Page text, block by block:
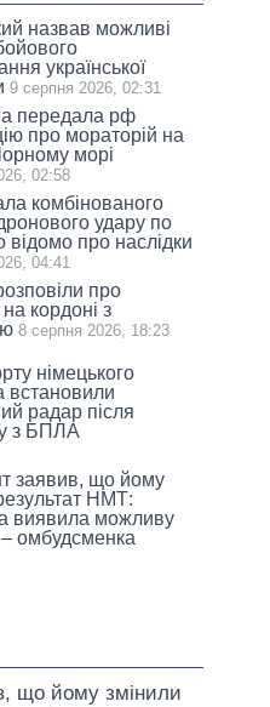
назвав можливі
української
9 серпня 2026, 02:31
передала рф
про мораторій на
морі
02:58
комбінованого
удару по
відомо про наслідки
04:41
про
кордоні з
8 серпня 2026, 18:23
німецького
встановили
радар після
з БПЛА
заявив, що йому
НМТ:
виявила можливу
– омбудсменка
що йому змінили